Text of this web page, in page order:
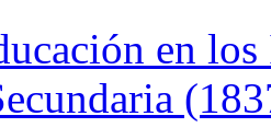
en